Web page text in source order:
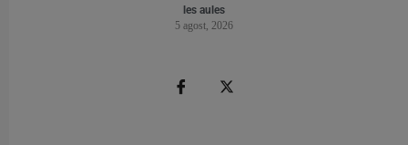
les aules
5 agost, 2026